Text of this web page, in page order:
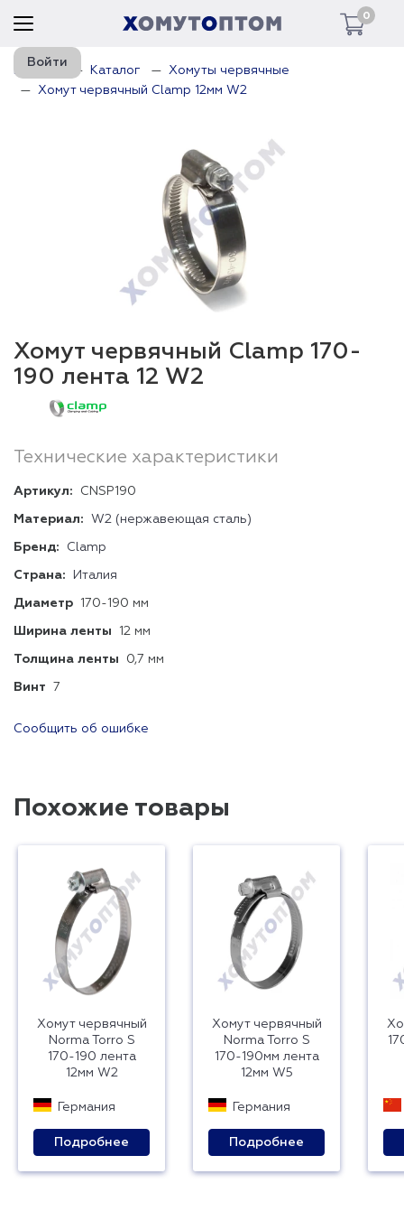
0
Войти
Главная Каталог
Хомуты червячные
Хомут червячный Clamp 12мм W2
Хомут червячный Clamp 170-
190 лента 12 W2
Технические характеристики
Артикул: CNSP190
Материал: W2 (нержавеющая сталь)
Бренд: Clamp
Страна: Италия
Диаметр 170-190 мм
Ширина ленты 12 мм
Толщина ленты 0,7 мм
Винт 7
Сообщить об ошибке
Похожие товары
Хомут червячный
Norma Torro S
170-190 лента
12мм W2
Германия
Подробнее
Хомут червячный
Norma Torro S
170-190мм лента
12мм W5
Германия
Подробнее